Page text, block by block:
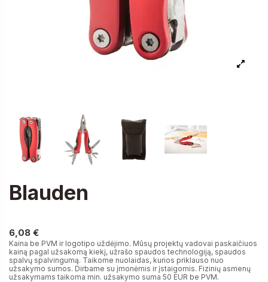
Blauden
6,08 €
Kaina be PVM ir logotipo uždėjimo. Mūsų projektų vadovai paskaičiuos
kainą pagal užsakomą kiekį, užrašo spaudos technologiją, spaudos
spalvų spalvingumą. Taikome nuolaidas, kurios priklauso nuo
užsakymo sumos. Dirbame su įmonėmis ir įstaigomis. Fizinių asmenų
užsakymams taikoma min. užsakymo suma 50 EUR be PVM.